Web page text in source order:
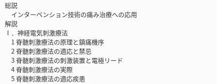
総説
インターベンション技術の痛み治療への応用
解説
Ⅰ．神経電気刺激療法
1 脊髄刺激療法の原理と鎮痛機序
2 脊髄刺激療法の適応と禁忌
3 脊髄刺激療法の刺激装置と電極リード
4 脊髄刺激療法の実際
5 脊髄刺激療法の適応疾患